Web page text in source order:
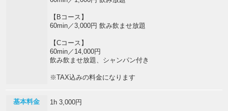
【Bコース】
60min／3,000円 飲み飲ませ放題
【Cコース】
60min／14,000円
飲み飲ませ放題、シャンパン付き
※TAX込みの料金になります
基本料金 1h 3,000円